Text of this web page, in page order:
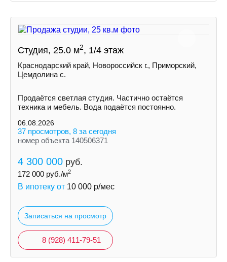
Студия, 25.0 м2, 1/4 этаж
Краснодарский край, Новороссийск г., Приморский,
Цемдолина с.
Продаётся светлая студия. Частично остаётся
техника и мебель. Вода подаётся постоянно.
06.08.2026
37 просмотров, 8 за сегодня
номер объекта 140506371
4 300 000 руб.
172 000 руб./м2
В ипотеку от 10 000 р/мес
Записаться на просмотр
8 (928) 411-79-51